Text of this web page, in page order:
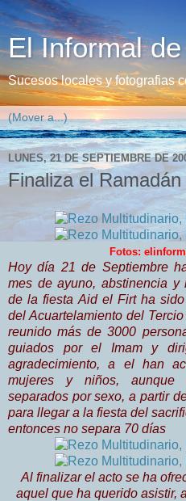
El Informal
Sucesos locales y fotografias
LUNES, 21 DE SEPTIEMBRE DE
Finaliza el Ramadán
Fotos:
Hoy día 21 de Septiembre
mes de ayuno, abstinencia y
de la fiesta Aid el Firt ha
del Acuartelamiento del
reunido más de 3000
guiados por el Imam y
agradecimiento, a el han
mujeres y niños, aunque
separados por sexo, a partir
para llegar a la fiesta del
entonces no separa 70 días
Al finalizar el acto se ha
aquel que ha querido asistir,